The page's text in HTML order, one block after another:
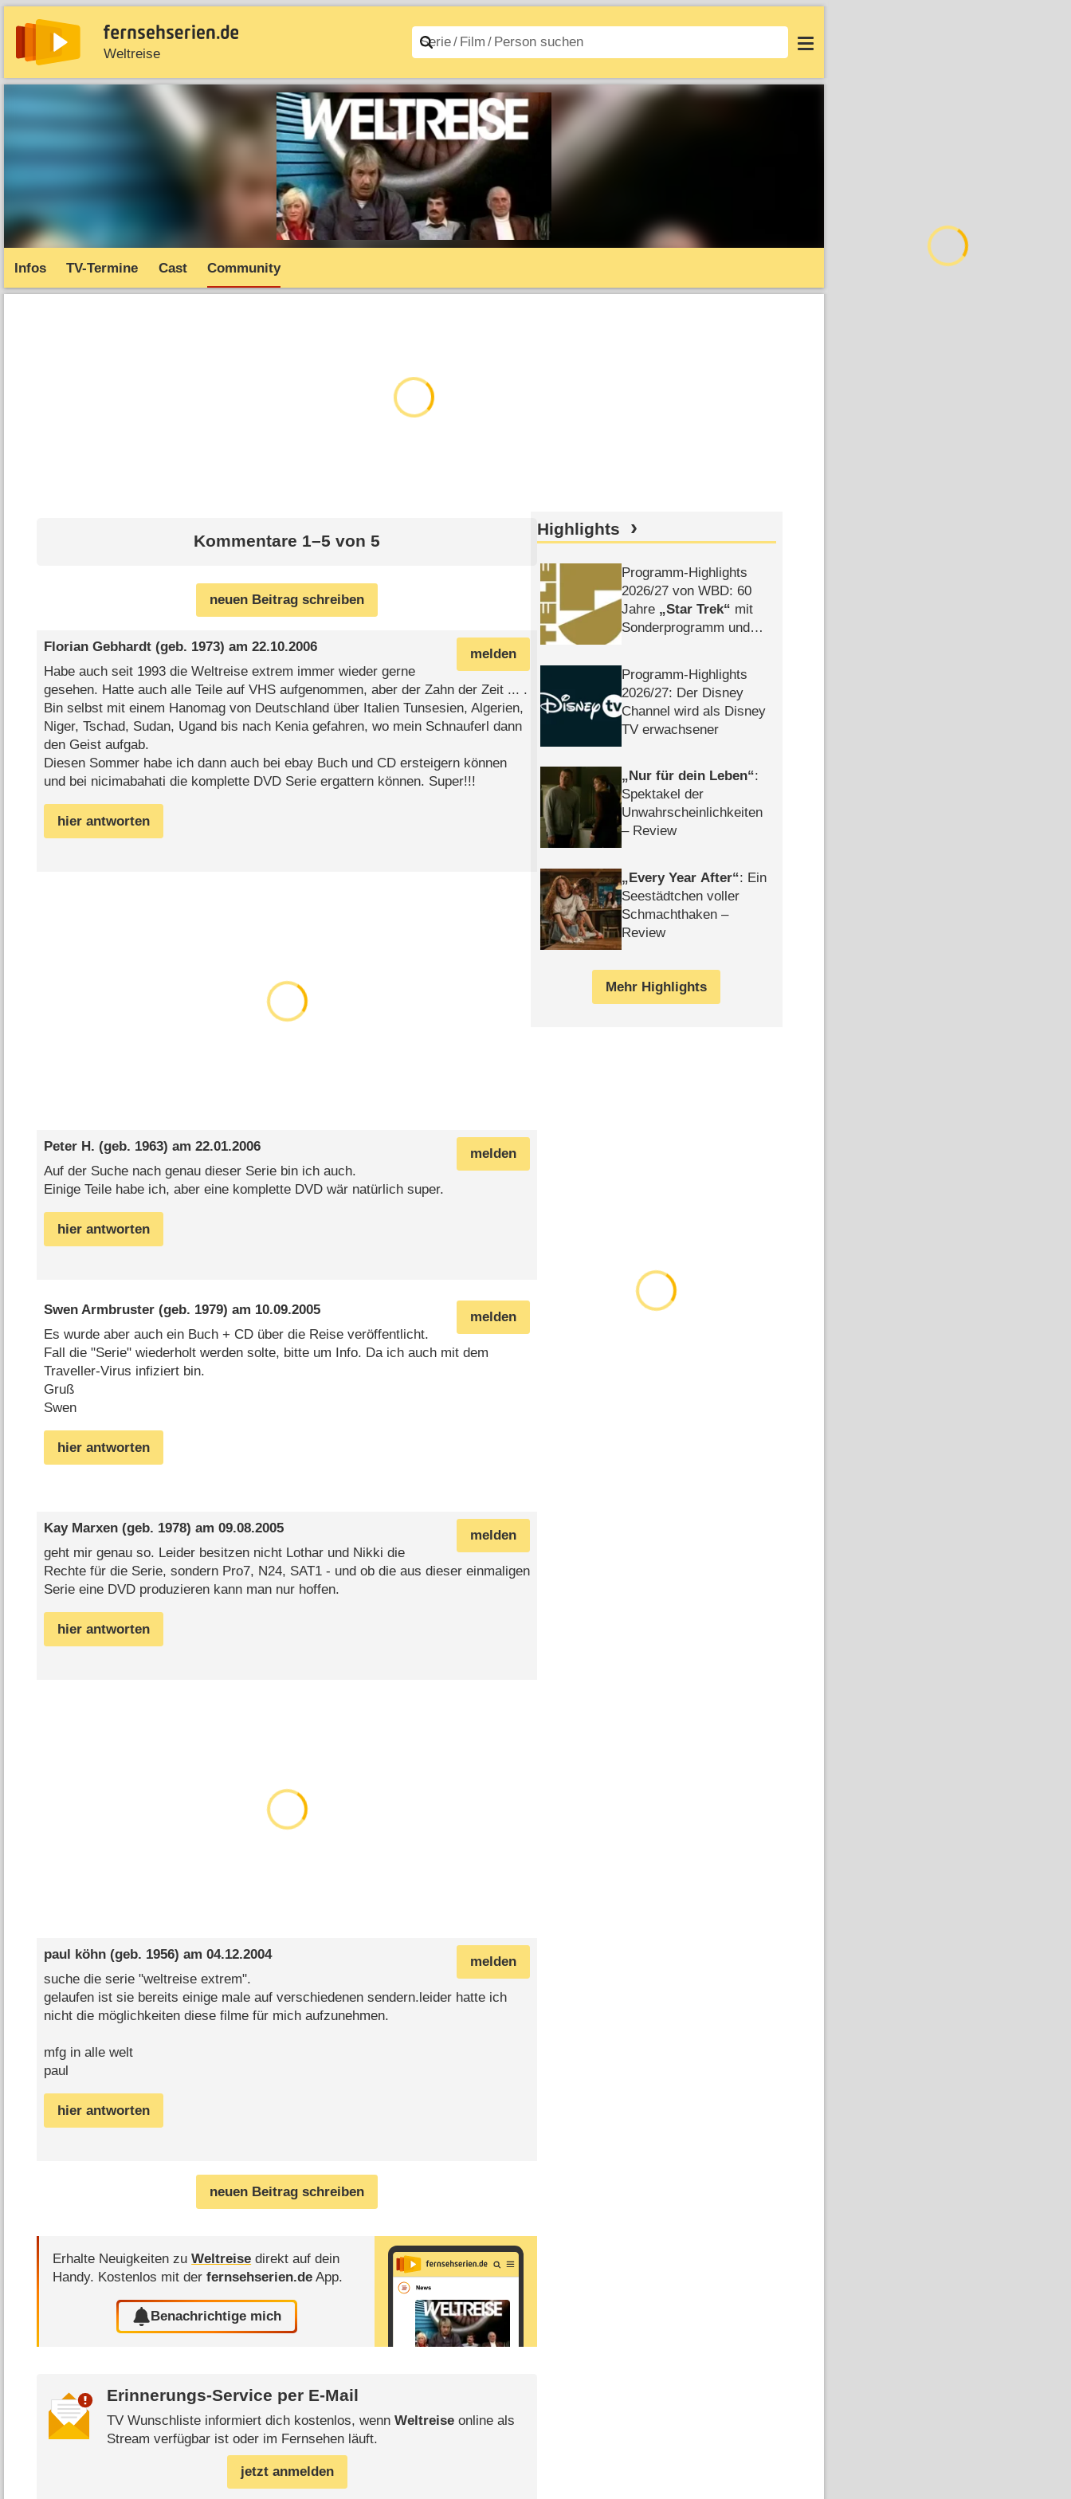
Weltreise
News Entdecken Streaming Filme A–Z Login
Infos TV-Termine Cast Community
Kommentare 1–5 von 5
neuen Beitrag schreiben
melden
Florian Gebhardt(geb. 1973) am 22.10.2006
Habe auch seit 1993 die Weltreise extrem immer wieder gerne
gesehen. Hatte auch alle Teile auf VHS aufgenommen, aber der Zahn der Zeit ... .
Bin selbst mit einem Hanomag von Deutschland über Italien Tunsesien, Algerien,
Niger, Tschad, Sudan, Ugand bis nach Kenia gefahren, wo mein Schnauferl dann
den Geist aufgab.
Diesen Sommer habe ich dann auch bei ebay Buch und CD ersteigern können
und bei nicimabahati die komplette DVD Serie ergattern können. Super!!!
hier antworten
melden
Peter H. (geb. 1963) am 22.01.2006
Auf der Suche nach genau dieser Serie bin ich auch.
Einige Teile habe ich, aber eine komplette DVD wär natürlich super.
hier antworten
melden
Swen Armbruster(geb. 1979) am 10.09.2005
Es wurde aber auch ein Buch + CD über die Reise veröffentlicht.
Fall die "Serie" wiederholt werden solte, bitte um Info. Da ich auch mit dem
Traveller-Virus infiziert bin.
Gruß
Swen
hier antworten
melden
Kay Marxen(geb. 1978) am 09.08.2005
geht mir genau so. Leider besitzen nicht Lothar und Nikki die
Rechte für die Serie, sondern Pro7, N24, SAT1 - und ob die aus dieser einmaligen
Serie eine DVD produzieren kann man nur hoffen.
hier antworten
melden
paul köhn(geb. 1956) am 04.12.2004
suche die serie "weltreise extrem".
gelaufen ist sie bereits einige male auf verschiedenen sendern.leider hatte ich
nicht die möglichkeiten diese filme für mich aufzunehmen.
mfg in alle welt
paul
hier antworten
neuen Beitrag schreiben
Erhalte Neuigkeiten zuWeltreise direkt auf dein
Handy. Kostenlos mit derfernsehserien.de App.
Benachrichtige mich
Erinnerungs-Service per E-Mail
TV Wunschliste informiert dich kostenlos, wenn Weltreiseonline als
Stream verfügbar ist oder im Fernsehen läuft.
jetzt anmelden
Highlights
Programm-Highlights
2026/​27 von WBD: 60
Jahre
Star Trek
mit
Sonderprogramm und
Programm-Highlights
2026/​27: Der Disney
Channel wird als Disney
TV erwachsener
Nur für dein Leben :
Spektakel der
Unwahrscheinlichkeiten
– Review
Every Year After : Ein
Seestädtchen voller
Schmachthaken –
Review
Mehr Highlights